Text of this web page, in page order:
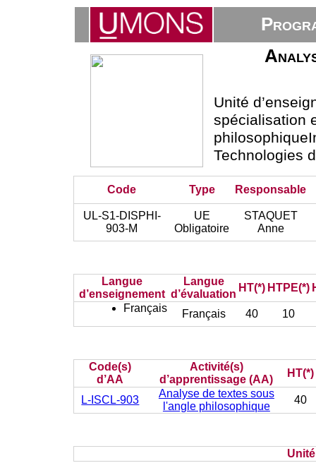
Unité
spécialisation
Technologies
Code Type Responsable
UL-S1-DISPHI-
903-M
UE
Obligatoire
STAQUET
Anne
Langue
d’enseignement
Langue
d’évaluation
HT(*) HTPE(*)
Français
Français 40 10
Code(s)
d’AA
Activité(s)
d’apprentissage (AA)
HT(*)
L-ISCL-903
Analyse de textes sous
l'angle philosophique
40